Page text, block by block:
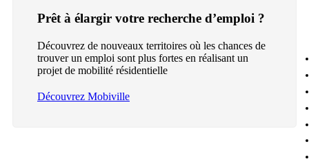
Prêt à élargir votre recherche d’emploi ?
Découvrez de nouveaux territoires où les chances de
trouver un emploi sont plus fortes en réalisant un
projet de mobilité résidentielle
Découvrez Mobiville